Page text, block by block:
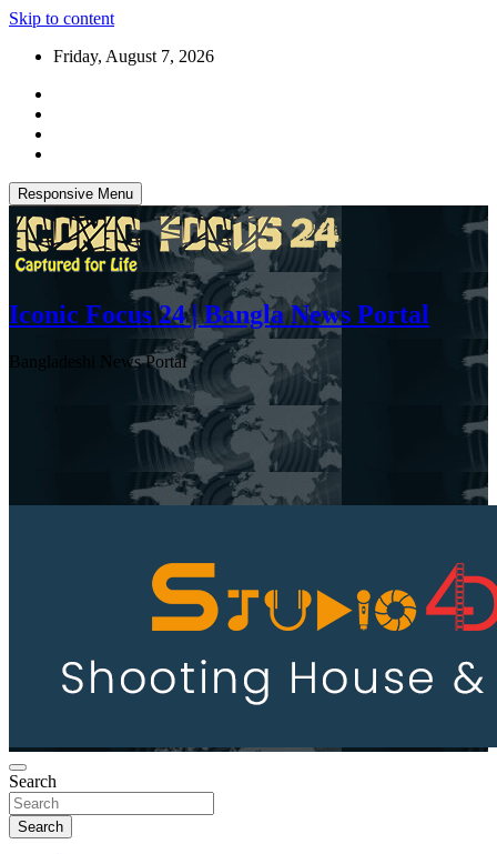
Skip to content
Friday, August 7, 2026
Responsive Menu
Iconic Focus 24 | Bangla News Portal
Bangladeshi News Portal
Search
Search